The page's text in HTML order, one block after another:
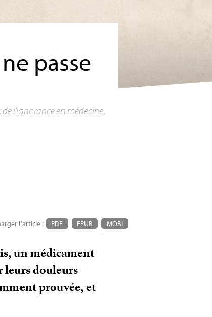
passe
de l’ignorance en médecine,
l'article : PDF EPUB MOBI
un médicament
leurs douleurs
prouvée, et